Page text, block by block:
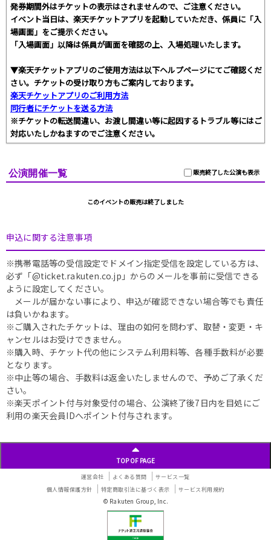
発券期間外はチケットの表示はされませんので、ご注意ください。
イベント当日は、楽天チケットアプリを起動していただき、係員に「入
場画面」をご提示ください。
「入場画面」以降は係員が画面を確認の上、入場処理いたします。
▼楽天チケットアプリのご使用方法は以下ヘルプページにてご確認くだ
さい。チケットの受け取り方もご案内しております。
楽天チケットアプリのご利用方法
同行者にチケットを送る方法
※チケットの転送間違い、お渡し間違い等に起因するトラブル等にはご
対応いたしかねますのでご注意ください。
販売終了した公演も表示
公演開催一覧
このイベントの販売は終了しました
申込に関する注意事項
※携帯電話等の受信設定でドメイン指定受信を設定している方は、
必ず「@ticket.rakuten.co.jp」からのメールを事前に受信できる
ように設定してください。
メールが届かない事により、申込が確認できない場合等でも責任
は負いかねます。
※ご購入されたチケットは、理由の如何を問わず、取替・変更・キ
ャンセルはお受けできません。
※購入時、チケット代の他にシステム利用料等、各種手数料が必要
となります。
※中止等の場合、手数料は返金いたしませんので、予めご了承くだ
さい。
※楽天ポイント付与対象受付の場合、公演終了後7日内を目処にご
利用の楽天会員IDへポイント付与されます。
TOP OF PAGE
運営会社 よくある質問
サービス一覧
個人情報保護方針
特定商取引法に基づく表示 サービス利用規約
© Rakuten Group, Inc.